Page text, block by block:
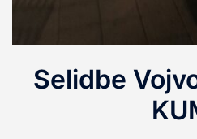
Selidbe